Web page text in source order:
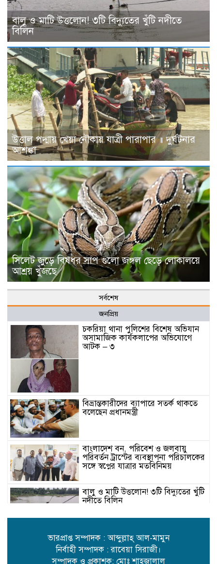
বালু ও মাটি উত্তলোন! ৩টি বিদ্যুতের খুঁটি নদীতে
বিলিন
উত্তাল পদ্মায় খেয়া নৌকায় যাত্রী পারাপার ॥ দুর্ঘটনার
আশঙ্কা
সিলেট জুড়ে বিষধর সাপ গুলো জঙ্গল ছেড়ে লোকালয়ে
আশ্রয় খুঁজছে
সর্বশেষ
জনপ্রিয়
চকরিয়া থানা পুলিশের বিশেষ অভিযান
অসামাজিক কার্যকলাপের অভিযোগে
আটক – ৩
বিভ্রান্তকারীদের ব্যাপারে সতর্ক থাকতে
বলেছেন প্রধানমন্ত্রী
বাংলাদেশ বন, পরিবেশ ও জলবায়ু
পরিবর্তন ট্রাস্টের ব্যবস্থাপনা পরিচালকের
সঙ্গে স্বপ্নের যাত্রার মতবিনিময়
বালু ও মাটি উত্তলোন! ৩টি বিদ্যুতের খুঁটি
নদীতে বিলিন
উত্তাল পদ্মায় খেয়া নৌকায় যাত্রী
পারাপার ॥ দুর্ঘটনার আশঙ্কা
ভারপ্রাপ্ত সম্পাদক : আব্দুল্লাহ্ আল-মামুন
নির্বাহী সম্পাদক : রাবেয়া সিরাজী।
সম্পাদক ও প্রকাশক: মোঃ শাহজালাল